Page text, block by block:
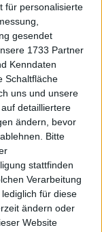
für personalisierte
gesendet
1733 Partner
Kenndaten
Schaltfläche
uns und unsere
detailliertere
ändern, bevor
Bitte
stattfinden
Verarbeitung
für diese
ändern oder
Website
eine
für das
klaren
Kalender
Preisgelder.
von
Slams sind
im
Open,
US Open. Die
bei